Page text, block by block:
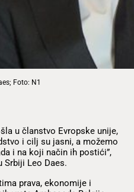
Foto: N1
u članstvo Evropske unije,
i cilj su jasni, a možemo
i na koji način ih postići”,
Srbiji Leo Daes.
prava, ekonomije i